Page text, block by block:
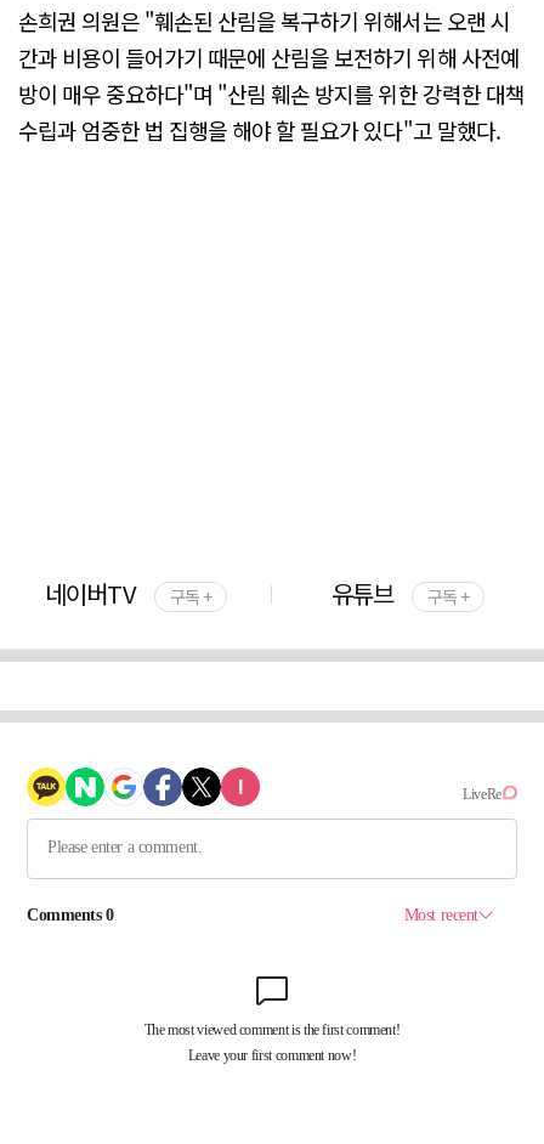
손희권 의원은 "훼손된 산림을 복구하기 위해서는 오랜 시
간과 비용이 들어가기 때문에 산림을 보전하기 위해 사전예
방이 매우 중요하다"며 "산림 훼손 방지를 위한 강력한 대책
수립과 엄중한 법 집행을 해야 할 필요가 있다"고 말했다.
네이버TV 구독 + 유튜브 구독 +